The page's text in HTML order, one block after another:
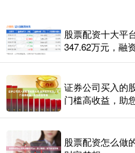
股票配资十大平
347.62万元，融
证券公司买入的
门槛高收益，助
股票配资怎么做